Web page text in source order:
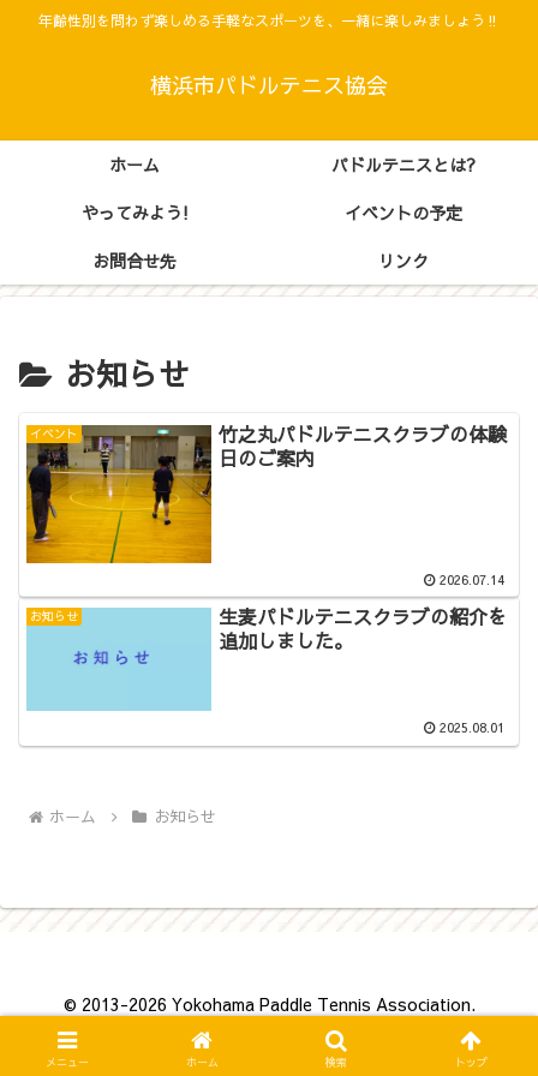
年齢性別を問わず楽しめる手軽なスポーツを、一緒に楽しみましょう‼
横浜市パドルテニス協会
ホーム
パドルテニスとは?
やってみよう!
イベントの予定
お問合せ先
リンク
お知らせ
イベント
竹之丸パドルテニスクラブの体験
日のご案内
2026.07.14
お知らせ
生麦パドルテニスクラブの紹介を
追加しました。
2025.08.01
ホーム お知らせ
© 2013-2026 Yokohama Paddle Tennis Association.
メニュー ホーム 検索 トップ